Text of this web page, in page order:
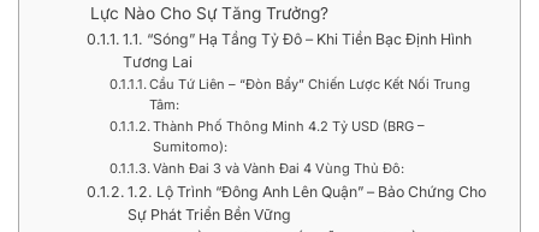
Lực Nào Cho Sự Tăng Trưởng?
1.1. “Sóng” Hạ Tầng Tỷ Đô – Khi Tiền Bạc Định Hình
Tương Lai
Cầu Tứ Liên – “Đòn Bẩy” Chiến Lược Kết Nối Trung
Tâm:
Thành Phố Thông Minh 4.2 Tỷ USD (BRG –
Sumitomo):
Vành Đai 3 và Vành Đai 4 Vùng Thủ Đô:
1.2. Lộ Trình “Đông Anh Lên Quận” – Bảo Chứng Cho
Sự Phát Triển Bền Vững